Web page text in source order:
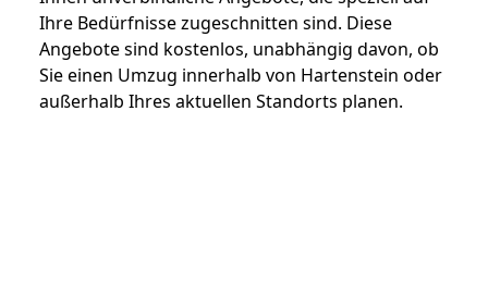
Ihre Bedürfnisse zugeschnitten sind. Diese
Angebote sind kostenlos, unabhängig davon, ob
Sie einen Umzug innerhalb von Hartenstein oder
außerhalb Ihres aktuellen Standorts planen.